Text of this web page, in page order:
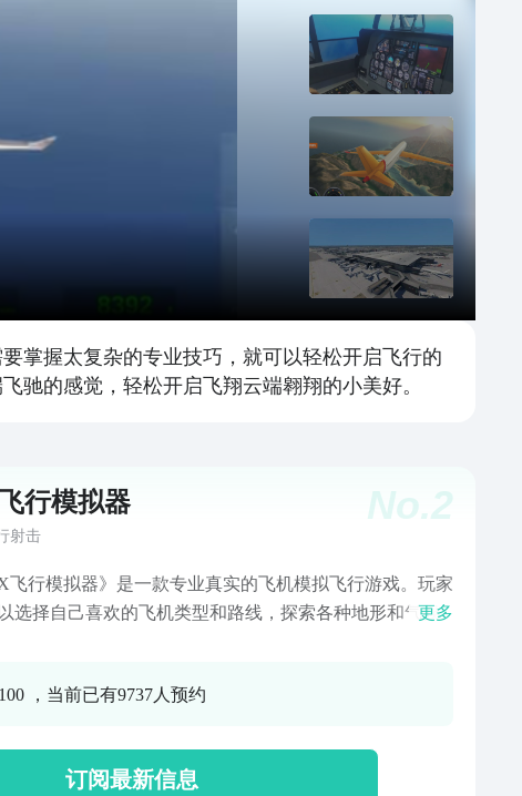
掌握太复杂的专业技巧，就可以轻松开启飞行的
驰的感觉，轻松开启飞翔云端翱翔的小美好。
No.2
行模拟器
射击
X飞行模拟器》是一款专业真实的飞机模拟飞行游戏。玩家
选择自己喜欢的飞机类型和路线，探索各种地形和气候
。玩家可以在游戏中体验真正的飞行控制，包括起飞、
行员，体验真实飞行的感觉，包括一些真实的航线和机
，在游戏中真正感受飞行的乐趣。除了真实的航线和机
更多
，当前已有9737人预约
订阅最新信息